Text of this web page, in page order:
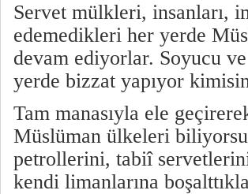
Servet mülkleri, insanları,
edemedikleri her yerde
devam ediyorlar. Soyucu
yerde bizzat yapıyor
Tam manasıyla ele
Müslüman ülkeleri
petrollerini, tabiî
kendi limanlarına